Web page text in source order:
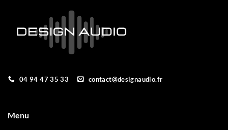
04 94 47 35 33 contact@designaudio.fr
Menu